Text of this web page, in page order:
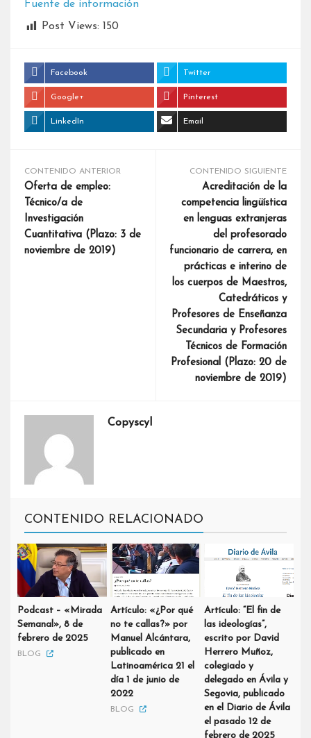
Fuente de información
Post Views: 150
Facebook Twitter
Google+ Pinterest
LinkedIn Email
CONTENIDO ANTERIOR
Oferta de empleo:
Técnico/a de
Investigación
Cuantitativa (Plazo: 3 de
noviembre de 2019)
CONTENIDO SIGUIENTE
Acreditación de la
competencia lingüística
en lenguas extranjeras
del profesorado
funcionario de carrera, en
prácticas e interino de
los cuerpos de Maestros,
Catedráticos y
Profesores de Enseñanza
Secundaria y Profesores
Técnicos de Formación
Profesional (Plazo: 20 de
noviembre de 2019)
Copyscyl
CONTENIDO RELACIONADO
Podcast – «Mirada
Semanal», 8 de
febrero de 2025
BLOG
Artículo: «¿Por qué
no te callas?» por
Manuel Alcántara,
publicado en
Latinoamérica 21 el
día 1 de junio de
2022
BLOG
Artículo: “El fin de
las ideologías”,
escrito por David
Herrero Muñoz,
colegiado y
delegado en Ávila y
Segovia, publicado
en el Diario de Ávila
el pasado 12 de
febrero de 2025